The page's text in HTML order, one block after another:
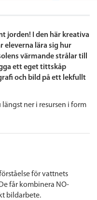
jorden! I den här kreativa
eleverna lära sig hur
värmande strålar till
ett eget tittskåp
och bild på ett lekfullt
ner i resursen i form
för vattnets
får kombinera NO-
bildarbete.